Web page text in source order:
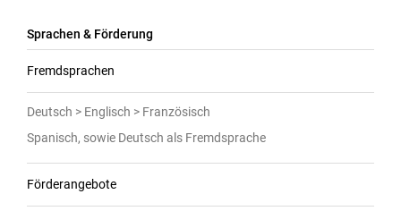
Sprachen & Förderung
Fremdsprachen
Deutsch > Englisch > Französisch
Spanisch, sowie Deutsch als Fremdsprache
Förderangebote